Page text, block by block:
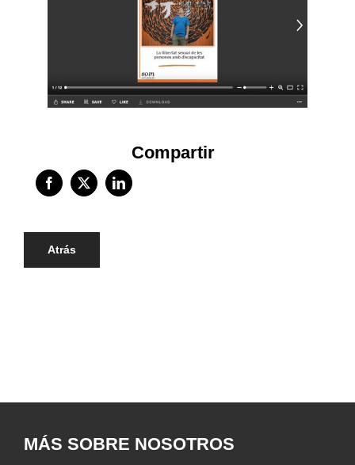
Compartir
Atrás
MÁS SOBRE NOSOTROS